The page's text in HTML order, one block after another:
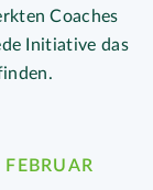
Coaches
Initiative das